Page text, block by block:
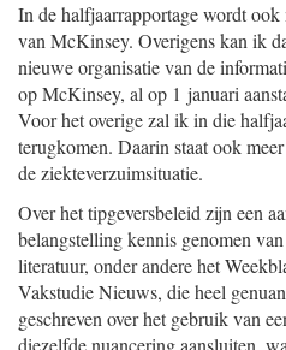
In de halfjaarrapportage wordt ook
van McKinsey. Overigens kan ik
nieuwe organisatie van de
op McKinsey, al op 1 januari
Voor het overige zal ik in die
terugkomen. Daarin staat ook
de ziekteverzuimsituatie.
Over het tipgeversbeleid zijn een
belangstelling kennis genomen
literatuur, onder andere het
Vakstudie Nieuws, die heel
geschreven over het gebruik van
diezelfde nuancering aansluiten,